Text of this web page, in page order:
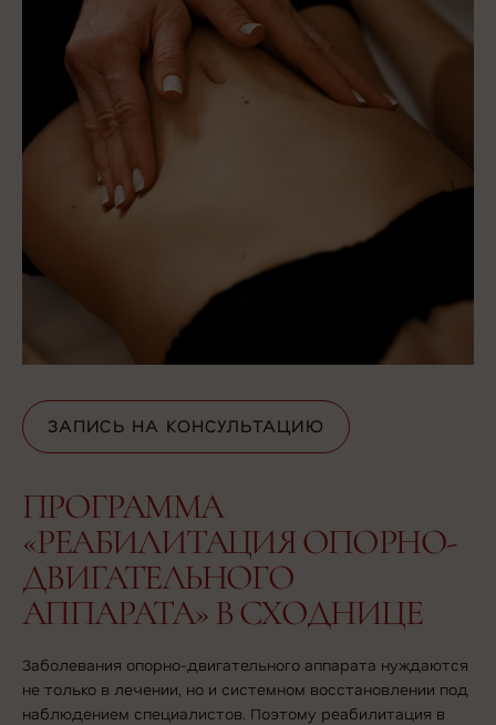
ЗАПИСЬ НА КОНСУЛЬТАЦИЮ
ЗАПИСЬ НА КОНСУЛЬТАЦИЮ
ПРОГРАММА
«РЕАБИЛИТАЦИЯ ОПОРНО-
ДВИГАТЕЛЬНОГО
АППАРАТА» В СХОДНИЦЕ
Заболевания опорно-двигательного аппарата нуждаются
не только в лечении, но и системном восстановлении под
наблюдением специалистов. Поэтому реабилитация в